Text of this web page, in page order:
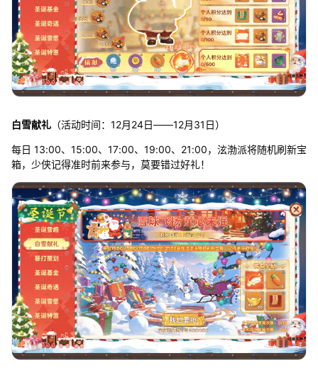
白雪献礼（活动时间：12月24日——12月31日）
每日 13:00、15:00、17:00、19:00、21:00，泫渤派将随机刷新宝
箱，少侠记得准时前来参与，莫要错过好礼！